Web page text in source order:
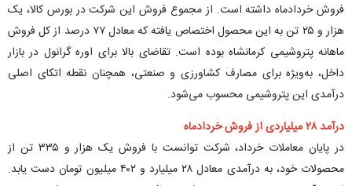
فروش خردادماه داشته است. از مجموع فروش این شرکت در بورس کالا، یک
هزار و ۲۵ تن به این محصول اختصاص یافته که معادل ۷۷ درصد از کل فروش
ماهانه پتروشیمی کرمانشاه بوده است. تقاضای بالا برای اوره گرانول در بازار
داخل، به‌ویژه برای مصارف کشاورزی و صنعتی، همچنان نقطه اتکای اصلی
درآمدی این پتروشیمی محسوب می‌شود.
درآمد ۲۸ میلیاردی از فروش خردادماه
در پایان معاملات خرداد، شرکت توانست با فروش یک هزار و ۳۳۵ تن از
محصولات خود، به درآمدی معادل ۲۸ میلیارد و ۴۰۲ میلیون تومان دست یابد.